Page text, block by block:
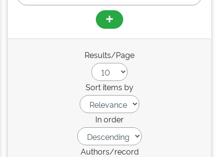
Results/Page
Sort items by
In order
Authors/record